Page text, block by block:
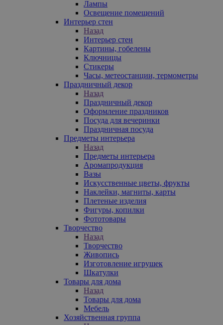
Лампы
Освещение помещений
Интерьер стен
Назад
Интерьер стен
Картины, гобелены
Ключницы
Стикеры
Часы, метеостанции, термометры
Праздничный декор
Назад
Праздничный декор
Оформление праздников
Посуда для вечеринки
Праздничная посуда
Предметы интерьера
Назад
Предметы интерьера
Аромапродукция
Вазы
Искусственные цветы, фрукты
Наклейки, магниты, карты
Плетеные изделия
Фигуры, копилки
Фототовары
Творчество
Назад
Творчество
Живопись
Изготовление игрушек
Шкатулки
Товары для дома
Назад
Товары для дома
Мебель
Хозяйственная группа